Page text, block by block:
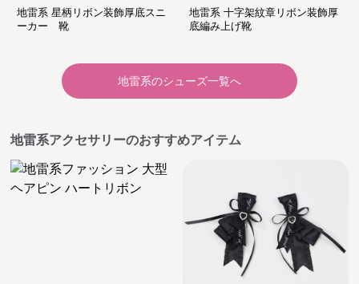
地雷系 星柄リボン装飾厚底スニ
ーカー 靴
地雷系 十字架紋章リボン装飾厚
底編み上げ靴
地雷系のシューズ一覧へ
地雷系アクセサリーのおすすめアイテム